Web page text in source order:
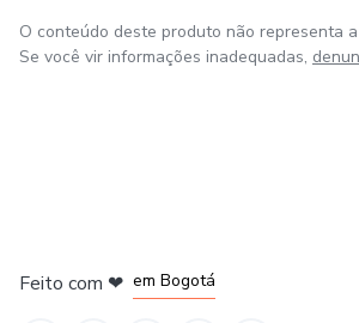
O conteúdo deste produto não representa
Se você vir informações inadequadas,
Feito com ❤ em Bogotá